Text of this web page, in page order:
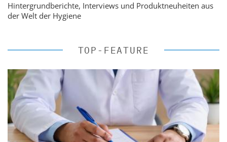
Hintergrundberichte, Interviews und Produktneuheiten aus
der Welt der Hygiene
TOP-FEATURE